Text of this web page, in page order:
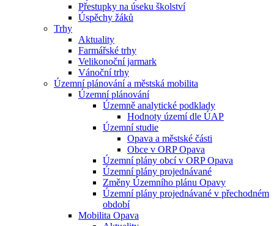
Přestupky na úseku školství
Úspěchy žáků
Trhy
Aktuality
Farmářské trhy
Velikonoční jarmark
Vánoční trhy
Územní plánování a městská mobilita
Územní plánování
Územně analytické podklady
Hodnoty území dle ÚAP
Územní studie
Opava a městské části
Obce v ORP Opava
Územní plány obcí v ORP Opava
Územní plány projednávané
Změny Územního plánu Opavy
Územní plány projednávané v přechodném
období
Mobilita Opava